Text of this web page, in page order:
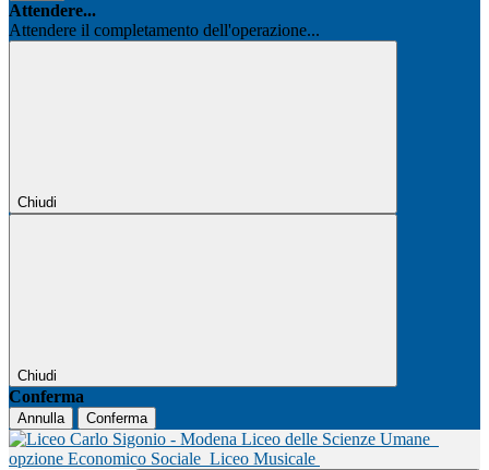
Attendere...
Attendere il completamento dell'operazione...
Chiudi
Chiudi
Conferma
Annulla Conferma
Liceo delle Scienze Umane
opzione Economico Sociale Liceo Musicale